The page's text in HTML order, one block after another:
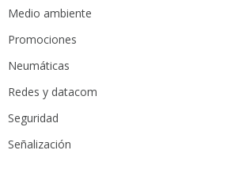
Medio ambiente
Promociones
Neumáticas
Redes y datacom
Seguridad
Señalización